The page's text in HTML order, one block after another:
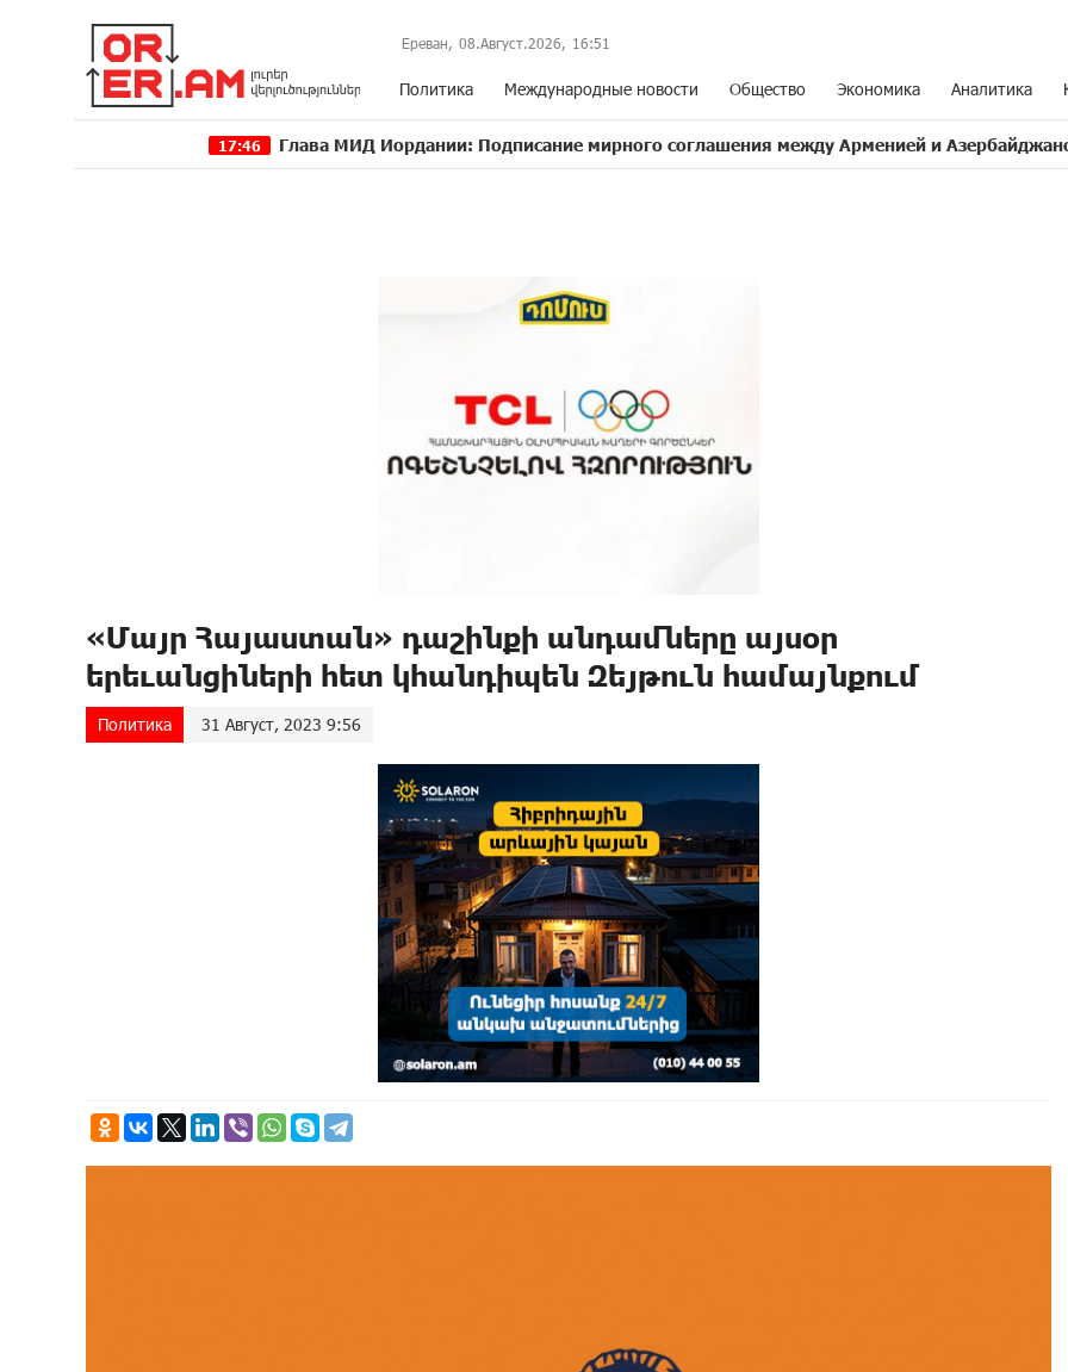
Ереван, 08.Август.2026, 16:51
Политика Международные новости Общество Экономика Аналитика
Глава МИД Иордании: Подписание мирного соглашения между Арменией и Азербайджаном близко
«Մայր Հայաստան» դաշինքի անդամները այսօր
երեւանցիների հետ կհանդիպեն Զեյթուն համայնքում
Политика 31 Август, 2023 9:56